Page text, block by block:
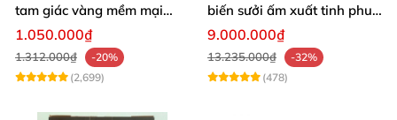
tam giác vàng mềm mại
thật nhất
1.050.000₫
1.312.000₫
-20%
(2,699)
biến sưởi ấm xuất tinh phun
nước thông minh cao cấp
9.000.000₫
13.235.000₫
-32%
(478)